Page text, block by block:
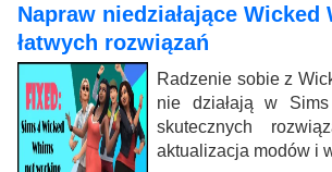
Napraw niedziałające Wicked
łatwych rozwiązań
Radzenie sobie z
nie działają w
skutecznych
aktualizacja modów i